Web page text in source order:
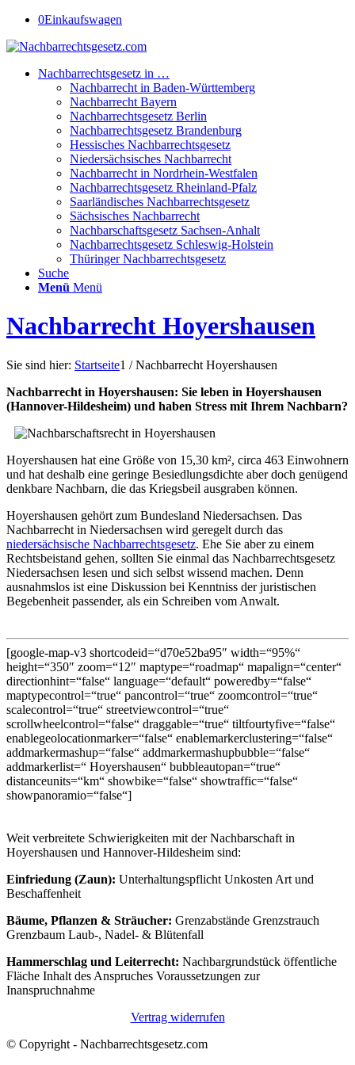
0Einkaufswagen
Nachbarrechtsgesetz in …
Nachbarrecht in Baden-Württemberg
Nachbarrecht Bayern
Nachbarrechtsgesetz Berlin
Nachbarrechtsgesetz Brandenburg
Hessisches Nachbarrechtsgesetz
Niedersächsisches Nachbarrecht
Nachbarrecht in Nordrhein-Westfalen
Nachbarrechtsgesetz Rheinland-Pfalz
Saarländisches Nachbarrechtsgesetz
Sächsisches Nachbarrecht
Nachbarschaftsgesetz Sachsen-Anhalt
Nachbarrechtsgesetz Schleswig-Holstein
Thüringer Nachbarrechtsgesetz
Suche
Menü Menü
Nachbarrecht Hoyershausen
Sie sind hier: Startseite1 / Nachbarrecht Hoyershausen
Nachbarrecht in Hoyershausen: Sie leben in Hoyershausen
(Hannover-Hildesheim) und haben Stress mit Ihrem Nachbarn?
Hoyershausen hat eine Größe von 15,30 km², circa 463 Einwohnern
und hat deshalb eine geringe Besiedlungsdichte aber doch genügend
denkbare Nachbarn, die das Kriegsbeil ausgraben können.
Hoyershausen gehört zum Bundesland Niedersachsen. Das
Nachbarrecht in Niedersachsen wird geregelt durch das
niedersächsische Nachbarrechtsgesetz. Ehe Sie aber zu einem
Rechtsbeistand gehen, sollten Sie einmal das Nachbarrechtsgesetz
Niedersachsen lesen und sich selbst wissend machen. Denn
ausnahmslos ist eine Diskussion bei Kenntniss der juristischen
Begebenheit passender, als ein Schreiben vom Anwalt.
[google-map-v3 shortcodeid=“d70e52ba95″ width=“95%“
height=“350″ zoom=“12″ maptype=“roadmap“ mapalign=“center“
directionhint=“false“ language=“default“ poweredby=“false“
maptypecontrol=“true“ pancontrol=“true“ zoomcontrol=“true“
scalecontrol=“true“ streetviewcontrol=“true“
scrollwheelcontrol=“false“ draggable=“true“ tiltfourtyfive=“false“
enablegeolocationmarker=“false“ enablemarkerclustering=“false“
addmarkermashup=“false“ addmarkermashupbubble=“false“
addmarkerlist=“ Hoyershausen“ bubbleautopan=“true“
distanceunits=“km“ showbike=“false“ showtraffic=“false“
showpanoramio=“false“]
Weit verbreitete Schwierigkeiten mit der Nachbarschaft in
Hoyershausen und Hannover-Hildesheim sind:
Einfriedung (Zaun): Unterhaltungspflicht Unkosten Art und
Beschaffenheit
Bäume, Pflanzen & Sträucher: Grenzabstände Grenzstrauch
Grenzbaum Laub-, Nadel- & Blütenfall
Hammerschlag und Leiterrecht: Nachbargrundstück öffentliche
Fläche Inhalt des Anspruches Voraussetzungen zur
Inanspruchnahme
Vertrag widerrufen
© Copyright - Nachbarrechtsgesetz.com